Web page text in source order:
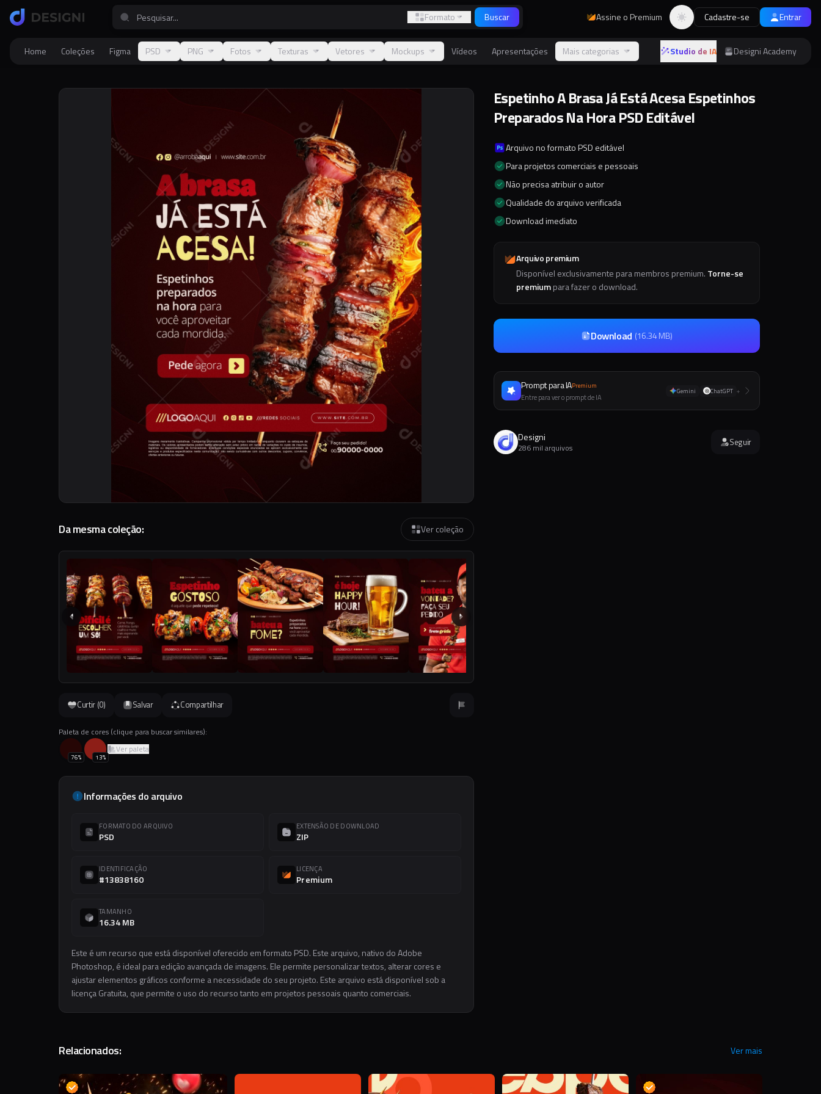
Formato Buscar Assine o Premium Alternar tema
Cadastre-se Entrar
Home Coleções Figma PSD PNG Fotos Texturas Vetores Mockups Vídeos Apresentações Mais categorias Studio de IA Designi Academy
Da mesma coleção: Ver coleção
Curtir (0) Salvar Compartilhar
Paleta de cores (clique para buscar similares):
76% 13%
Ver paleta
Informações do arquivo
FORMATO DO ARQUIVO
PSD
EXTENSÃO DE DOWNLOAD
ZIP
IDENTIFICAÇÃO
#13838160
LICENÇA
Premium
TAMANHO
16.34 MB
Este é um recurso que está disponível oferecido em formato PSD. Este arquivo, nativo do Adobe
Photoshop, é ideal para edição avançada de imagens. Ele permite personalizar textos, alterar cores e
ajustar elementos gráficos conforme a necessidade do seu projeto. Este arquivo está disponível sob a
licença Gratuita, que permite o uso do recurso tanto em projetos pessoais quanto comerciais.
Espetinho A Brasa Já Está Acesa Espetinhos
Preparados Na Hora PSD Editável
Arquivo no formato PSD editável
Para projetos comerciais e pessoais
Não precisa atribuir o autor
Qualidade do arquivo verificada
Download imediato
Arquivo premium
Disponível exclusivamente para membros premium. Torne-se
premiumpara fazer o download.
Download (16.34 MB)
Prompt para IAPremium
Entre para ver o prompt de IA
Gemini ChatGPT +
Designi
286 mil arquivos Seguir
Relacionados: Ver mais
D D